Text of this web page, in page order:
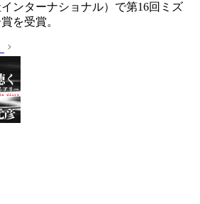
ンターナショナル）で第16回ミズ
を受賞。